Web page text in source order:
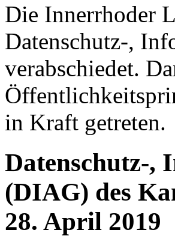
Die Innerrhoder
Datenschutz-,
verabschiedet.
in Kraft getreten.
Datenschutz-,
(DIAG) des
28. April 2019